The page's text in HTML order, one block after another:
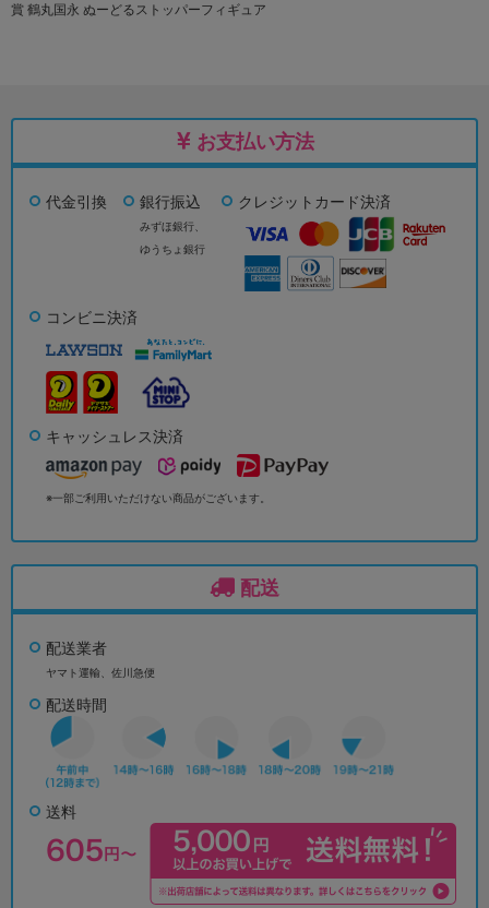
賞 鶴丸国永 ぬーどるストッパーフィギュア
お支払い方法
代金引換 銀行振込
みずほ銀行、
ゆうちょ銀行
クレジットカード決済
コンビニ決済
キャッシュレス決済
※一部ご利用いただけない商品がございます。
配送
配送業者
ヤマト運輸、佐川急便
配送時間
送料